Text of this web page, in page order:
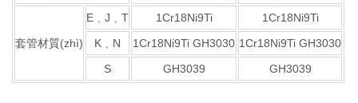
套管材質(zhì)
E﹑J﹑T 1Cr18Ni9Ti
1Cr18Ni9Ti
K﹑N
1Cr18Ni9Ti GH3030 1Cr18Ni9Ti GH3030
S
GH3039 GH3039